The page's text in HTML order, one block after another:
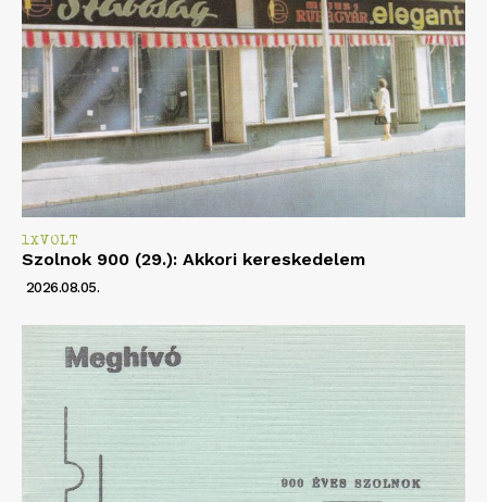
1XVOLT
Szolnok 900 (29.): Akkori kereskedelem
2026.08.05.